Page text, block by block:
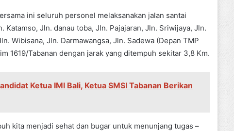
ini seluruh personel melaksanakan jalan santai
Jln. danau toba, Jln. Pajajaran, Jln. Sriwijaya, Jln.
Wibisana, Jln. Darmawangsa, Jln. Sadewa (Depan TMP
1619/Tabanan dengan jarak yang ditempuh sekitar 3,8 Km.
Ketua IMI Bali, Ketua SMSI Tabanan Berikan
kita menjadi sehat dan bugar untuk menunjang tugas –